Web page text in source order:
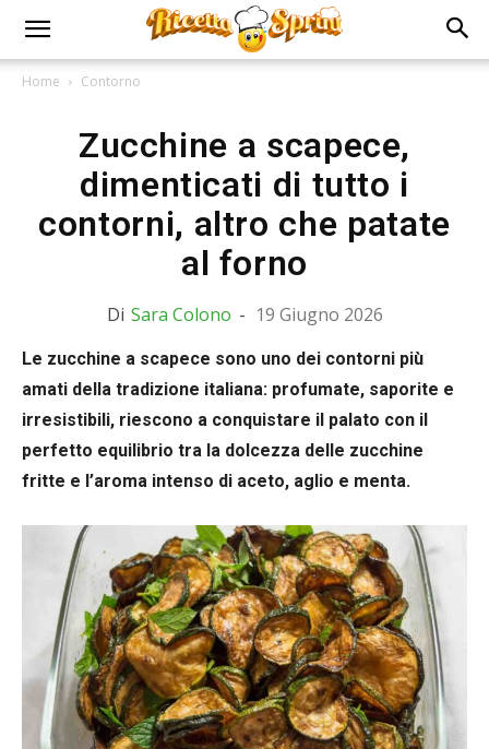
Home Contorno
Zucchine a scapece,
dimenticati di tutto i
contorni, altro che patate
al forno
Di Sara Colono - 19 Giugno 2026
Le zucchine a scapece sono uno dei contorni più
amati della tradizione italiana: profumate, saporite e
irresistibili, riescono a conquistare il palato con il
perfetto equilibrio tra la dolcezza delle zucchine
fritte e l’aroma intenso di aceto, aglio e menta.